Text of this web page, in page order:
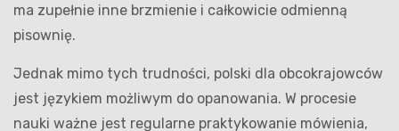
ma zupełnie inne brzmienie i całkowicie odmienną
pisownię.
Jednak mimo tych trudności, polski dla obcokrajowców
jest językiem możliwym do opanowania. W procesie
nauki ważne jest regularne praktykowanie mówienia,